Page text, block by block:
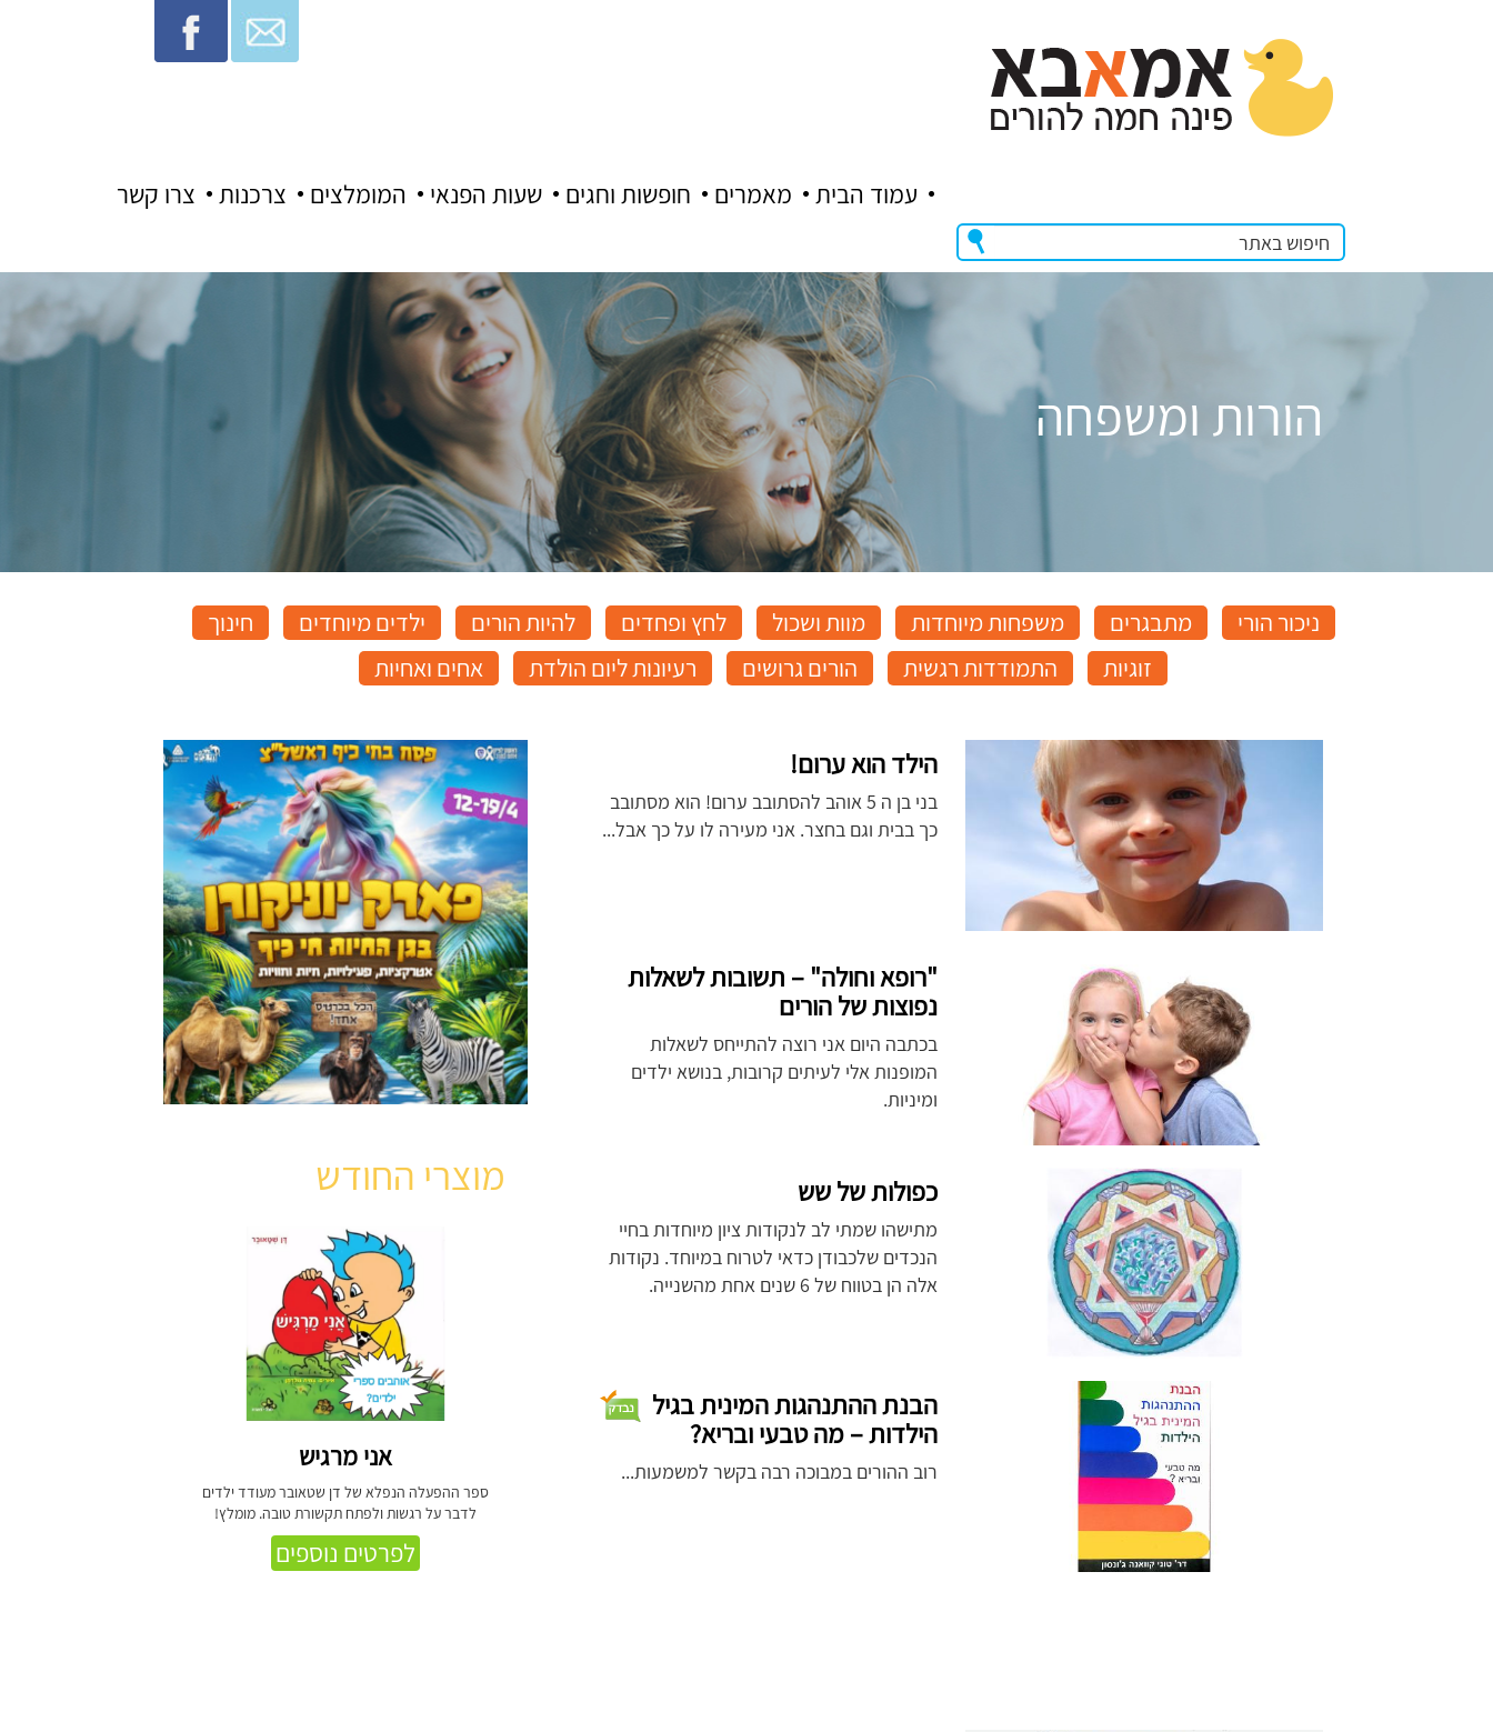
צרו קשר צרכנות המומלצים שעות הפנאי חופשות וחגים מאמרים עמוד הבית
הורות ומשפחה
ניכור הורי מתבגרים משפחות מיוחדות מוות ושכול לחץ ופחדים להיות הורים ילדים מיוחדים
חינוך
זוגיות
התמודדות רגשית הורים גרושים רעיונות ליום הולדת אחים ואחיות
הילד הוא ערום!
בני בן ה 5 אוהב להסתובב ערום! הוא מסתובב
כך בבית וגם בחצר. אני מעירה לו על כך אבל...
"רופא וחולה" – תשובות לשאלות
נפוצות של הורים
בכתבה היום אני רוצה להתייחס לשאלות
המופנות אלי לעיתים קרובות, בנושא ילדים
ומיניות.
כפולות של שש
מתישהו שמתי לב לנקודות ציון מיוחדות בחיי
הנכדים שלכבודן כדאי לטרוח במיוחד. נקודות
אלה הן בטווח של 6 שנים אחת מהשנייה.
הבנת ההתנהגות המינית בגיל
הילדות – מה טבעי ובריא?
רוב ההורים במבוכה רבה בקשר למשמעות...
מוצרי החודש
אני מרגיש
ספר ההפעלה הנפלא של דן שטאובר מעודד ילדים
לדבר על רגשות ולפתח תקשורת טובה. מומלץ!
לפרטים נוספים